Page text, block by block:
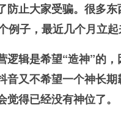
防止大家受骗。很多
例子，最近几个月立
逻辑是希望“造神”的
音又不希望一个神长
觉得已经没有神位了。